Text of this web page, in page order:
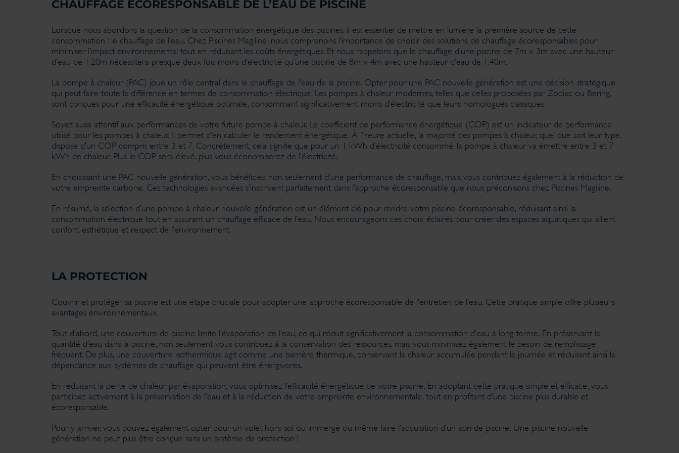
CHAUFFAGE ÉCORESPONSABLE DE L’EAU DE PISCINE
Lorsque nous abordons la question de la consommation énergétique des piscines, il est essentiel de mettre en lumière la première source de cette
consommation : le chauffage de l’eau. Chez Piscines Magiline, nous comprenons l’importance de choisir des solutions de chauffage écoresponsables pour
minimiser l’impact environnemental tout en réduisant les coûts énergétiques. Et nous rappelons que le chauffage d’une piscine de 7m x 3m avec une hauteur
d’eau de 1.20m nécessitera presque deux fois moins d’électricité qu’une piscine de 8m x 4m avec une hauteur d’eau de 1.40m.
La pompe à chaleur (PAC) joue un rôle central dans le chauffage de l’eau de la piscine. Opter pour une PAC nouvelle génération est une décision stratégique
qui peut faire toute la différence en termes de consommation électrique. Les pompes à chaleur modernes, telles que celles proposées par Zodiac ou Bering,
sont conçues pour une efficacité énergétique optimale, consommant significativement moins d’électricité que leurs homologues classiques.
Soyez aussi attentif aux performances de votre future pompe à chaleur. Le coefficient de performance énergétique (COP) est un indicateur de performance
utilisé pour les pompes à chaleur. Il permet d’en calculer le rendement énergétique. À l’heure actuelle, la majorité des pompes à chaleur, quel que soit leur type,
dispose d’un COP compris entre 3 et 7. Concrètement, cela signifie que pour un 1 kWh d’électricité consommé, la pompe à chaleur va émettre entre 3 et 7
kWh de chaleur. Plus le COP sera élevé, plus vous économiserez de l’électricité.
En choisissant une PAC nouvelle génération, vous bénéficiez non seulement d’une performance de chauffage, mais vous contribuez également à la réduction de
votre empreinte carbone. Ces technologies avancées s’inscrivent parfaitement dans l’approche écoresponsable que nous préconisons chez Piscines Magiline.
En résumé, la sélection d’une pompe à chaleur nouvelle génération est un élément clé pour rendre votre piscine écoresponsable, réduisant ainsi la
consommation électrique tout en assurant un chauffage efficace de l’eau. Nous encourageons ces choix éclairés pour créer des espaces aquatiques qui allient
confort, esthétique et respect de l’environnement.
LA PROTECTION
Couvrir et protéger sa piscine est une étape cruciale pour adopter une approche écoresponsable de l’entretien de l’eau. Cette pratique simple offre plusieurs
avantages environnementaux.
Tout d’abord, une couverture de piscine limite l’évaporation de l’eau, ce qui réduit significativement la consommation d’eau à long terme. En préservant la
quantité d’eau dans la piscine, non seulement vous contribuez à la conservation des ressources, mais vous minimisez également le besoin de remplissage
fréquent. De plus, une couverture isothermique agit comme une barrière thermique, conservant la chaleur accumulée pendant la journée et réduisant ainsi la
dépendance aux systèmes de chauffage qui peuvent être énergivores.
En réduisant la perte de chaleur par évaporation, vous optimisez l’efficacité énergétique de votre piscine. En adoptant cette pratique simple et efficace, vous
participez activement à la préservation de l’eau et à la réduction de votre empreinte environnementale, tout en profitant d’une piscine plus durable et
écoresponsable.
Pour y arriver, vous pouvez également opter pour un volet hors-sol ou immergé ou même faire l’acquisition d’un abri de piscine. Une piscine nouvelle
génération ne peut plus être conçue sans un système de protection !